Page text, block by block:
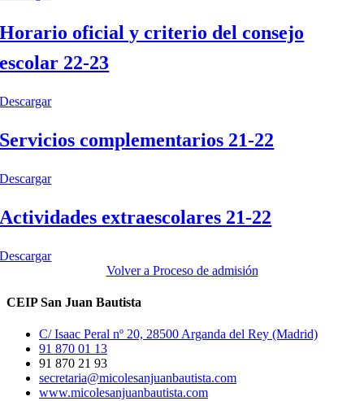
Horario oficial y criterio del consejo
escolar 22-23
Descargar
Servicios complementarios 21-22
Descargar
Actividades extraescolares 21-22
Descargar
Volver a Proceso de admisión
CEIP San Juan Bautista
C/ Isaac Peral nº 20, 28500 Arganda del Rey (Madrid)
91 870 01 13
91 870 21 93
secretaria@micolesanjuanbautista.com
www.micolesanjuanbautista.com